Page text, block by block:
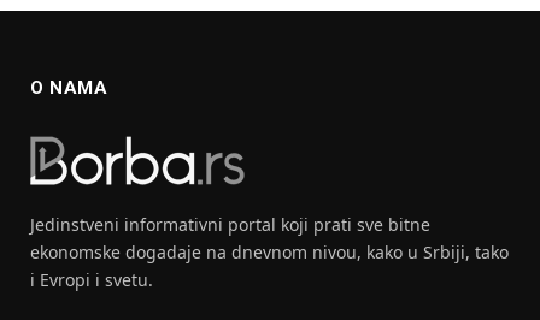
O NAMA
Jedinstveni informativni portal koji prati sve bitne
ekonomske dogadaje na dnevnom nivou, kako u Srbiji, tako
i Evropi i svetu.